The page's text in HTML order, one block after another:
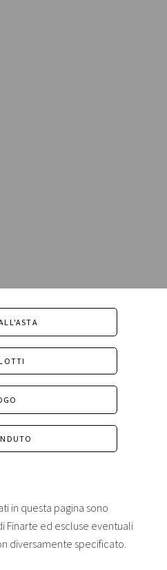
in questa pagina sono
Finarte ed escluse eventuali
diversamente specificato.